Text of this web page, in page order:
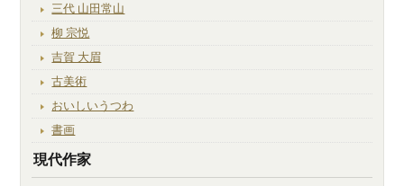
三代 山田常山
柳 宗悦
吉賀 大眉
古美術
おいしいうつわ
書画
現代作家